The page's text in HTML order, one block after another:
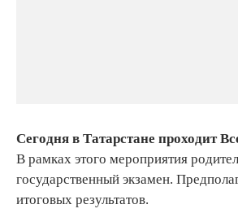
Сегодня в Татарстане проходит
В рамках этого мероприятия
государственный экзамен.
итоговых результатов.